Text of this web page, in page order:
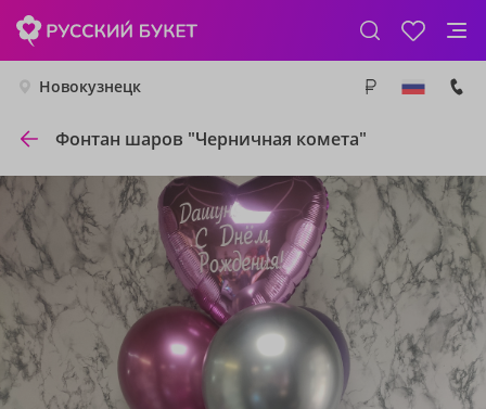
Новокузнецк
Фонтан шаров "Черничная комета"